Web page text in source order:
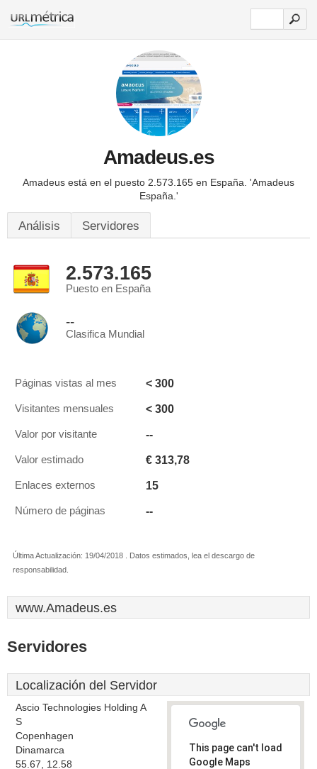
Amadeus.es
Amadeus está en el puesto 2.573.165 en España. 'Amadeus
España.'
Análisis Servidores
2.573.165
Puesto en España
--
Clasifica Mundial
Páginas vistas al mes < 300
Visitantes mensuales < 300
Valor por visitante --
Valor estimado € 313,78
Enlaces externos 15
Número de páginas --
Última Actualización: 19/04/2018 . Datos estimados, lea el descargo de
responsabilidad.
www.Amadeus.es
Servidores
Localización del Servidor
Ascio Technologies Holding A
S
Copenhagen
Dinamarca
55.67, 12.58
This page can't load
Google Maps